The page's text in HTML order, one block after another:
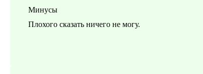
Минусы
Плохого сказать ничего не могу.